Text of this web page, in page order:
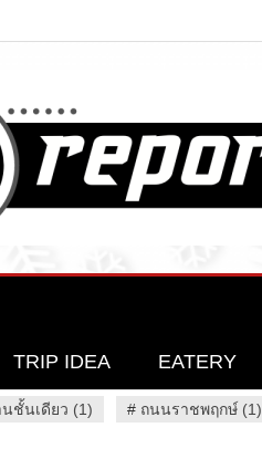
TRIP IDEA EATERY
ชั้นเดียว (1) # ถนนราชพฤกษ์ (1)